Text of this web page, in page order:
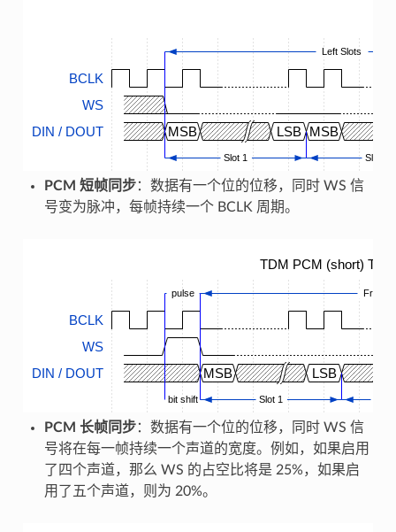
BCLK
WS
DIN / DOUT
MSB LSB MSB
Left Slots
Slot 1 Slot 2
PCM 短帧同步：数据有一个位的位移，同时 WS 信
号变为脉冲，每帧持续一个 BCLK 周期。
TDM PCM (short)
BCLK
WS
DIN / DOUT
MSB LSB
pulse Frame
bit shift Slot 1
PCM 长帧同步：数据有一个位的位移，同时 WS 信
号将在每一帧持续一个声道的宽度。例如，如果启用
了四个声道，那么 WS 的占空比将是 25%，如果启
用了五个声道，则为 20%。